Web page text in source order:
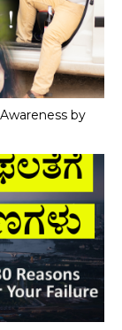
Awareness by